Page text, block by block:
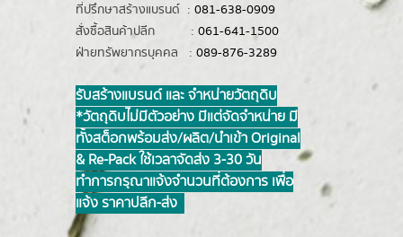
ที่ปรึกษาสร้างแบรนด์ : 081-638-0909
สั่งซื้อสินค้าปลีก : 061-641-1500
ฝ่ายทรัพยากรบุคคล : 089-876-3289
รับสร้างแบรนด์ และ จำหน่ายวัตถุดิบ
*วัตถุดิบไม่มีตัวอย่าง มีแต่จัดจำหน่าย มี
ทั้งสต็อกพร้อมส่ง/ผลิต/นำเข้า Original
& Re-Pack ใช้เวลาจัดส่ง 3-30 วัน
ทำการ กรุณาแจ้งจำนวนที่ต้องการ เพื่อ
แจ้ง ราคาปลีก-ส่ง